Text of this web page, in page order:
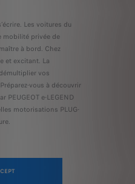
Les voitures du
mobilité privée de
à bord. Chez
et excitant. La
vos
vous à découvrir
PEUGEOT e-LEGEND
motorisations PLUG-